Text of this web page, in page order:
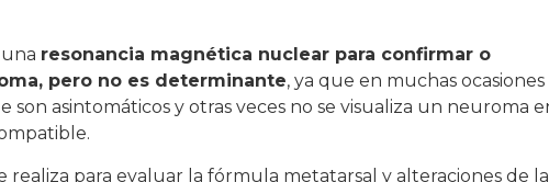
resonancia magnética nuclear para confirmar o
pero no es determinante, ya que en muchas ocasiones
asintomáticos y otras veces no se visualiza un neuroma
realiza para evaluar la fórmula metatarsal y alteraciones de la